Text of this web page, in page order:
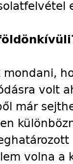
mondani,
volt
már
volna a